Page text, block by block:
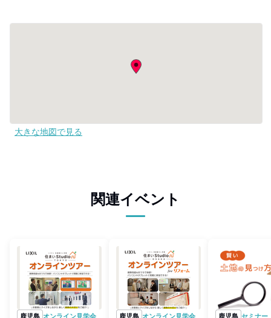
大きな地図で見る
関連イベント
鹿児島 オンライン見学会 鹿児島 オンライン見学会 鹿児島 セミナー